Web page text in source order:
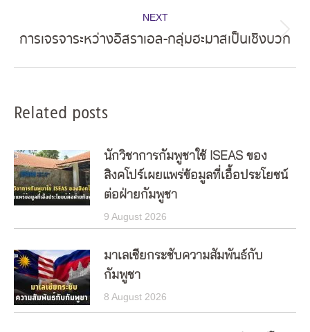
NEXT
Next
การเจรจาระหว่างอิสราเอล-กลุ่มฮะมาสเป็นเชิงบวก
Related posts
นักวิชาการกัมพูชาใช้ ISEAS ของ
สิงคโปร์เผยแพร่ข้อมูลที่เอื้อประโยชน์
ต่อฝ่ายกัมพูชา
9 August 2026
มาเลเซียกระชับความสัมพันธ์กับ
กัมพูชา
8 August 2026